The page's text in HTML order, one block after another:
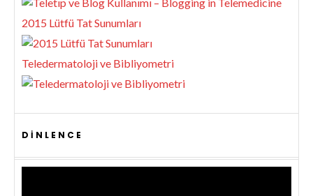
2015 Lütfü Tat Sunumları
Teledermatoloji ve Bibliyometri
DINLENCE